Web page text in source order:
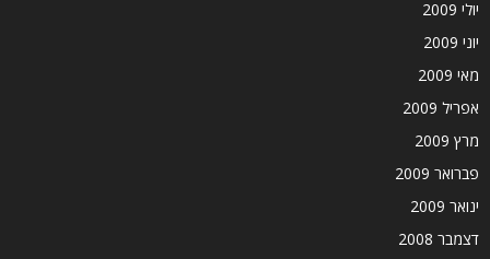
יולי 2009
יוני 2009
מאי 2009
אפריל 2009
מרץ 2009
פברואר 2009
ינואר 2009
דצמבר 2008